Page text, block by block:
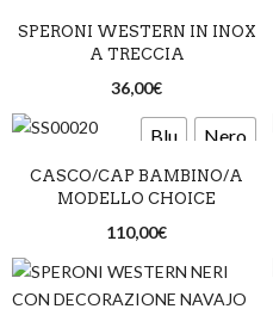
SPERONI WESTERN IN INOX
A TRECCIA
36,00€
Blu Nero
CASCO/CAP BAMBINO/A
MODELLO CHOICE
110,00€